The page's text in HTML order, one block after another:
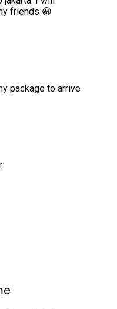
friends 😀
package to arrive